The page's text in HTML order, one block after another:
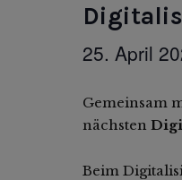
25. April
Gemeinsam
nächsten
Beim